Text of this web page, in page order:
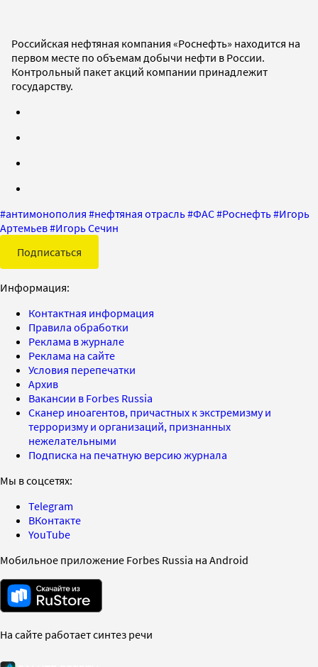
Российская нефтяная компания «Роснефть» находится на
первом месте по объемам добычи нефти в России.
Контрольный пакет акций компании принадлежит
государству.
#антимонополия #нефтяная отрасль#ФАС#Роснефть#Игорь
Артемьев#Игорь Сечин
Подписаться
Информация:
Контактная информация
Правила обработки
Реклама в журнале
Реклама на сайте
Условия перепечатки
Архив
Вакансии в Forbes Russia
Сканер иноагентов, причастных к экстремизму и
терроризму и организаций, признанных
нежелательными
Подписка на печатную версию журнала
Мы в соцсетях:
Telegram
ВКонтакте
YouTube
Мобильное приложение Forbes Russia на Android
На сайте работает синтез речи